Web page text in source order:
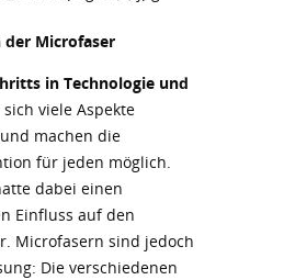
der Microfaser
in Technologie und
viele Aspekte
machen die
für jeden möglich.
dabei einen
Einfluss auf den
Microfasern sind jedoch
Die verschiedenen